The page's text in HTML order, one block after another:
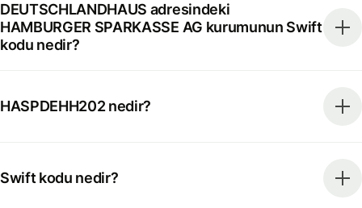
DEUTSCHLANDHAUS adresindeki
HAMBURGER SPARKASSE AG kurumunun Swift
kodu nedir?
HASPDEHH202 nedir?
Swift kodu nedir?